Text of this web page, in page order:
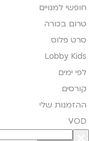
חופשי למנויים
טרום בכורה
סרט פלוס
Lobby Kids
לפי ימים
קורסים
ההזמנות שלי
VOD